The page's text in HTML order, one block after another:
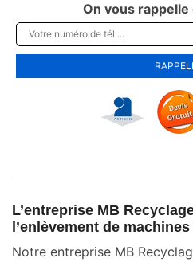
On vous
L’entreprise MB
l’enlèvement de
Notre entreprise MB